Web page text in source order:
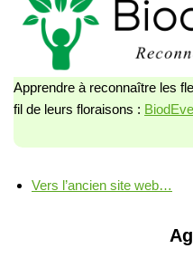
Apprendre à reconnaître les
fil de leurs floraisons :
Vers l’ancien site web…